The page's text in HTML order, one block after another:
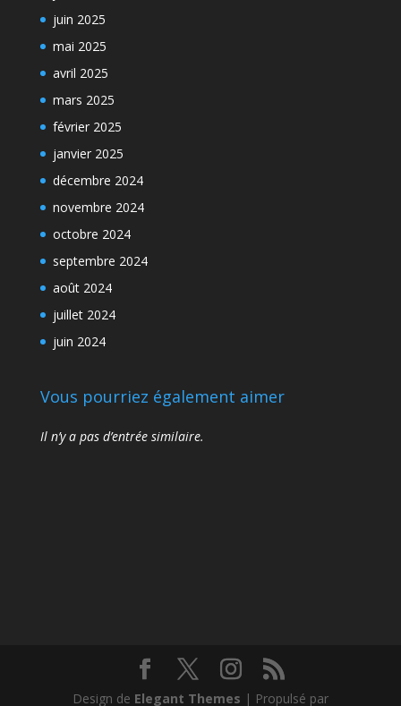
juin 2025
mai 2025
avril 2025
mars 2025
février 2025
janvier 2025
décembre 2024
novembre 2024
octobre 2024
septembre 2024
août 2024
juillet 2024
juin 2024
Vous pourriez également aimer
Il n’y a pas d’entrée similaire.
Design de Elegant Themes | Propulsé par